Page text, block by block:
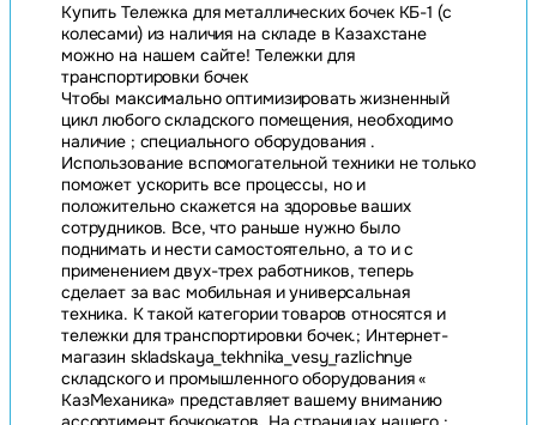
Купить Тележка для металлических бочек КБ-1 (с
колесами) из наличия на складе в Казахстане
можно на нашем сайте! Тележки для
транспортировки бочек
Чтобы максимально оптимизировать жизненный
цикл любого складского помещения, необходимо
наличие ; специального оборудования .
Использование вспомогательной техники не только
поможет ускорить все процессы, но и
положительно скажется на здоровье ваших
сотрудников. Все, что раньше нужно было
поднимать и нести самостоятельно, а то и с
применением двух-трех работников, теперь
сделает за вас мобильная и универсальная
техника. К такой категории товаров относятся и
тележки для транспортировки бочек.; Интернет-
магазин skladskaya_tekhnika_vesy_razlichnye
складского и промышленного оборудования «
КазМеханика» представляет вашему вниманию